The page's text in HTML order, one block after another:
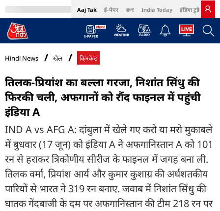
Aaj Tak ई-पेपर বাংলা India Today इंडिया टुडे हिंदी
MumbaiTak Cosmopolitan Harper's Bazaar Northeast
Hindi News खेल क्रिकेट
तिलक-प्रियांश का बल्ला गरजा, न‍िशांत सिंधु की
फिरकी चली, अफगानों को रौंद फाइनल में पहुंची
इंडिया A
IND A vs AFG A: दांबुला में खेले गए करो या मरो मुकाबले
में बुधवार (17 जून) को इंडिया A ने अफगानिस्तान A को 101
रन से हराकर त्रिकोणीय सीरीज के फाइनल में जगह बना ली.
तिलक वर्मा, प्रियांश आर्य और कुमार कुशाग्र की अर्धशतकीय
पारियों से भारत ने 319 रन बनाए. जवाब में निशांत सिंधु की
घातक गेंदबाजी के दम पर अफगानिस्तान की टीम 218 रन पर